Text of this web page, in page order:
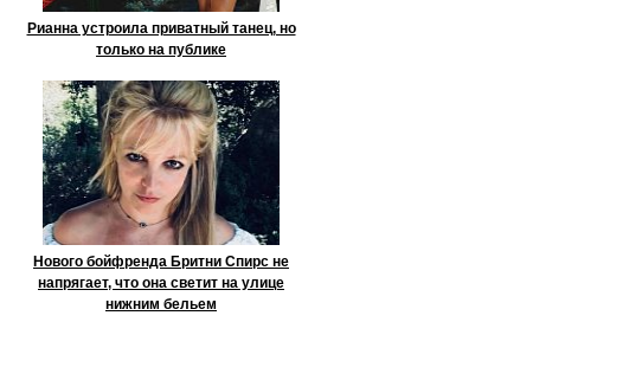
Рианна устроила приватный танец, но
только на публике
Нового бойфренда Бритни Спирс не
напрягает, что она светит на улице
нижним бельем